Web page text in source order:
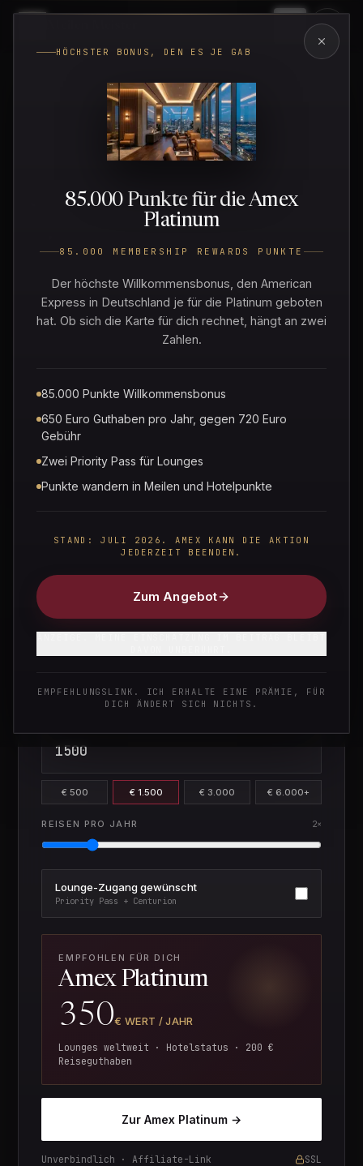
Menü
MEILEN · PUNKTE · PRÄMIENREISEN
Jede Buchung
ist eine Meile
näher am Ziel.
Finde heraus, welche Kreditkarte dich für dein
wie viel schneller du dort ankommst. Unabhängig.
Kostenlos Karte finden
Unabhängig recherchiert Selbst geflogen
Transparente Affiliate-Hinweise Täglich aktualisiert
€ 500 € 1.500 € 3.000 € 6.000+
REISEN PRO JAHR 2×
Lounge-Zugang gewünscht
Priority Pass + Centurion
EMPFOHLEN FÜR DICH
Amex Platinum
350€ WERT / JAHR
Lounges weltweit · Hotelstatus · 200 €
Reiseguthaben
Zur Amex Platinum →
Unverbindlich · Affiliate-Link SSL
HÖCHSTER BONUS, DEN ES JE GAB
85.000 Punkte für die Amex
Platinum
85.000 MEMBERSHIP REWARDS PUNKTE
Der höchste Willkommensbonus, den American
Express in Deutschland je für die Platinum geboten
hat. Ob sich die Karte für dich rechnet, hängt an zwei
Zahlen.
85.000 Punkte Willkommensbonus
650 Euro Guthaben pro Jahr, gegen 720 Euro
Gebühr
Zwei Priority Pass für Lounges
Punkte wandern in Meilen und Hotelpunkte
STAND: JULI 2026. AMEX KANN DIE AKTION
JEDERZEIT BEENDEN.
Zum Angebot
EMPFEHLUNGSLINK. ICH ERHALTE EINE PRÄMIE, FÜR
DICH ÄNDERT SICH NICHTS.